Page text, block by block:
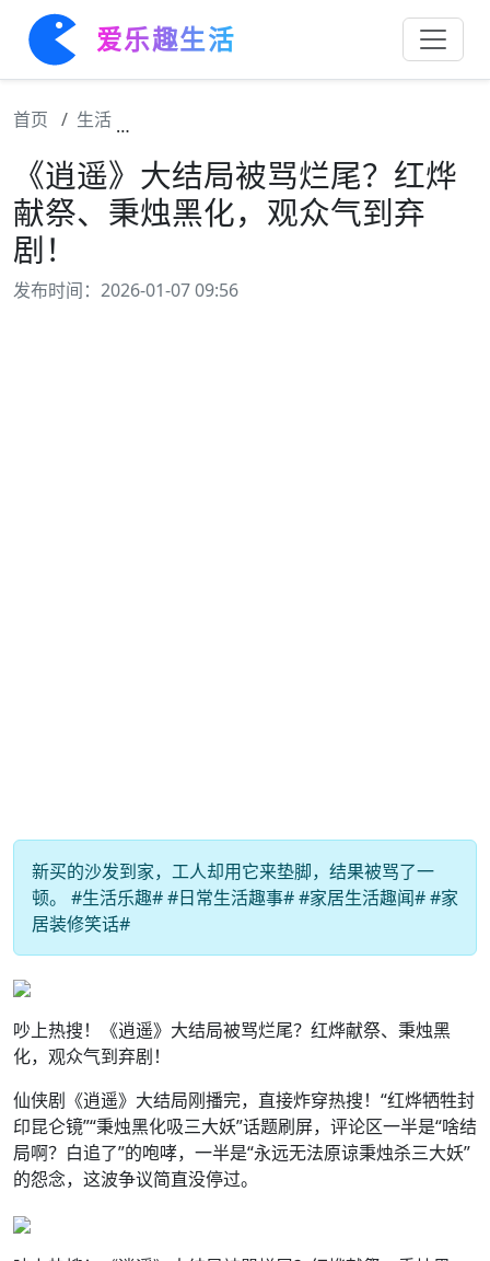
爱乐趣生活
首页 生活
《逍遥》大结局被骂烂尾？红烨
献祭、秉烛黑化，观众气到弃
剧！
发布时间：2026-01-07 09:56
新买的沙发到家，工人却用它来垫脚，结果被骂了一
顿。 #生活乐趣# #日常生活趣事# #家居生活趣闻# #家
居装修笑话#
吵上热搜！《逍遥》大结局被骂烂尾？红烨献祭、秉烛黑
化，观众气到弃剧！
仙侠剧《逍遥》大结局刚播完，直接炸穿热搜！“红烨牺牲封
印昆仑镜”“秉烛黑化吸三大妖”话题刷屏，评论区一半是“啥结
局啊？白追了”的咆哮，一半是“永远无法原谅秉烛杀三大妖”
的怨念，这波争议简直没停过。